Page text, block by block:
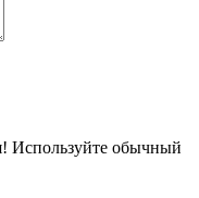
Используйте обычный